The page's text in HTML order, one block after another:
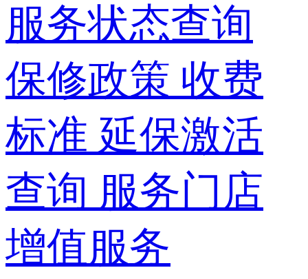
服务状态查询
保修政策 收费
标准 延保激活
查询 服务门店
增值服务